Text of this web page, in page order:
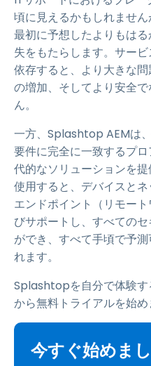
頃に見えるかもしれません
最初に予想したよりもは
失をもたらします。サー
依存すると、より大きな
の増加、そしてより安全
ん。
一方、Splashtop AEMは
要件に完全に一致するプ
代的なソリューションを
使用すると、デバイスと
エンドポイント（リモー
びサポートし、すべての
ができ、すべて手頃で予
れます。
Splashtopを自分で体験す
から無料トライアルを始め
今すぐ始めま